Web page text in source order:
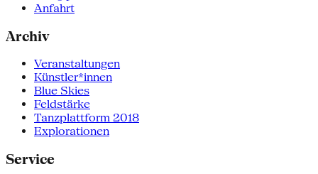
Anfahrt
Archiv
Veranstaltungen
Künstler*innen
Blue Skies
Feldstärke
Tanzplattform 2018
Explorationen
Service